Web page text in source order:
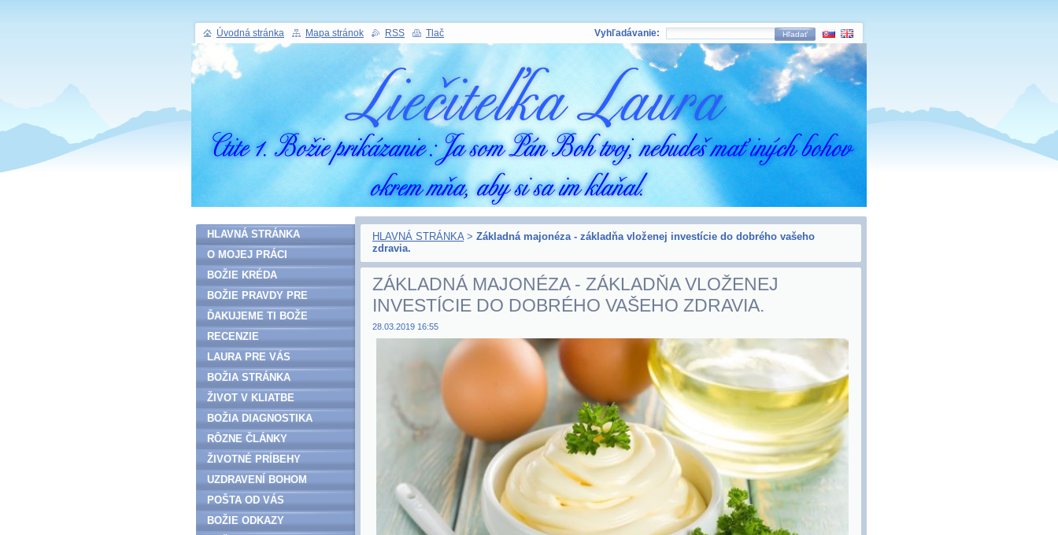
HLAVNÁ STRÁNKA > Základná majonéza - základňa vloženej investície do dobrého vašeho
zdravia.
ZÁKLADNÁ MAJONÉZA - ZÁKLADŇA VLOŽENEJ
INVESTÍCIE DO DOBRÉHO VAŠEHO ZDRAVIA.
28.03.2019 16:55
HLAVNÁ STRÁNKA
O MOJEJ PRÁCI
BOŽIE KRÉDA
BOŽIE PRAVDY PRE
ĽUDSTVO
ĎAKUJEME TI BOŽE
RECENZIE
LAURA PRE VÁS
BOŽIA STRÁNKA
ŽIVOT V KLIATBE
BOŽIA DIAGNOSTIKA
RÔZNE ČLÁNKY
ŽIVOTNÉ PRÍBEHY
UZDRAVENÍ BOHOM
POŠTA OD VÁS
BOŽIE ODKAZY
Úvodná stránka Mapa stránok RSS Tlač Vyhľadávanie: Hľadať